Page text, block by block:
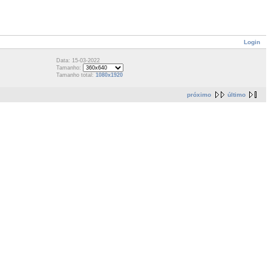
Login
Data: 15-03-2022
Tamanho:
Tamanho total: 1080x1920
próximo último